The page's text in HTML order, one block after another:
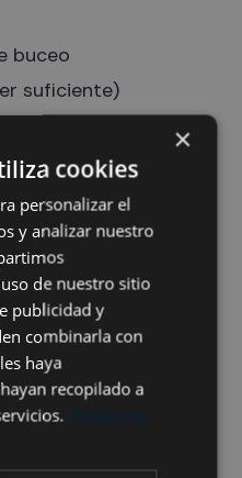
buceo
suficiente)
para macro y
en este
según preferencias
de los ecosistemas
×
cookies
personalizar el
y analizar nuestro
de nuestro sitio
publicidad y
combinarla con
haya
recopilado a
Política de